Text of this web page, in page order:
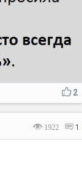
2
1922 1